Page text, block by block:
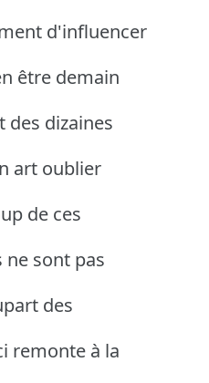
d'influencer
être demain
des dizaines
art oublier
de ces
sont pas
des
remonte à la